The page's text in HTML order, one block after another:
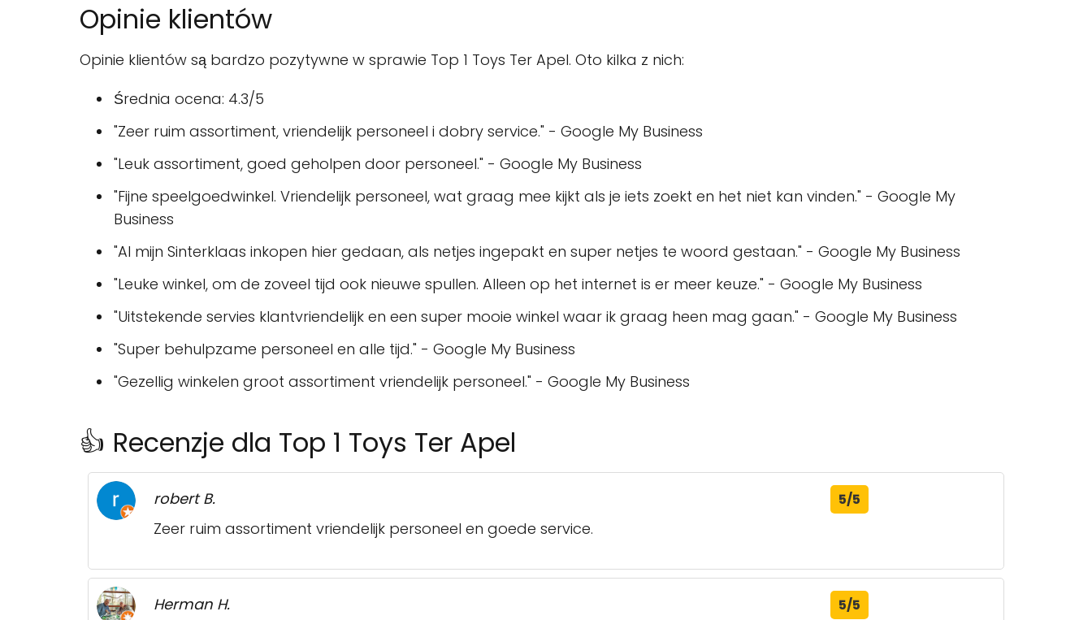
Opinie klientów
Opinie klientów są bardzo pozytywne w sprawie Top 1 Toys Ter Apel. Oto kilka z nich:
Średnia ocena: 4.3/5
"Zeer ruim assortiment, vriendelijk personeel i dobry service." - Google My Business
"Leuk assortiment, goed geholpen door personeel." - Google My Business
"Fijne speelgoedwinkel. Vriendelijk personeel, wat graag mee kijkt als je iets zoekt en het niet kan vinden." - Google My
Business
"Al mijn Sinterklaas inkopen hier gedaan, als netjes ingepakt en super netjes te woord gestaan." - Google My Business
"Leuke winkel, om de zoveel tijd ook nieuwe spullen. Alleen op het internet is er meer keuze." - Google My Business
"Uitstekende servies klantvriendelijk en een super mooie winkel waar ik graag heen mag gaan." - Google My Business
"Super behulpzame personeel en alle tijd." - Google My Business
"Gezellig winkelen groot assortiment vriendelijk personeel." - Google My Business
👍 Recenzje dla Top 1 Toys Ter Apel
robert B. 5/5
Zeer ruim assortiment vriendelijk personeel en goede service.
Herman H. 5/5